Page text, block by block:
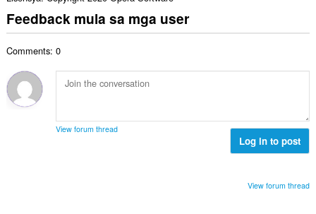
Feedback mula sa mga user
Comments: 0
View forum thread
Log in to post
View forum thread